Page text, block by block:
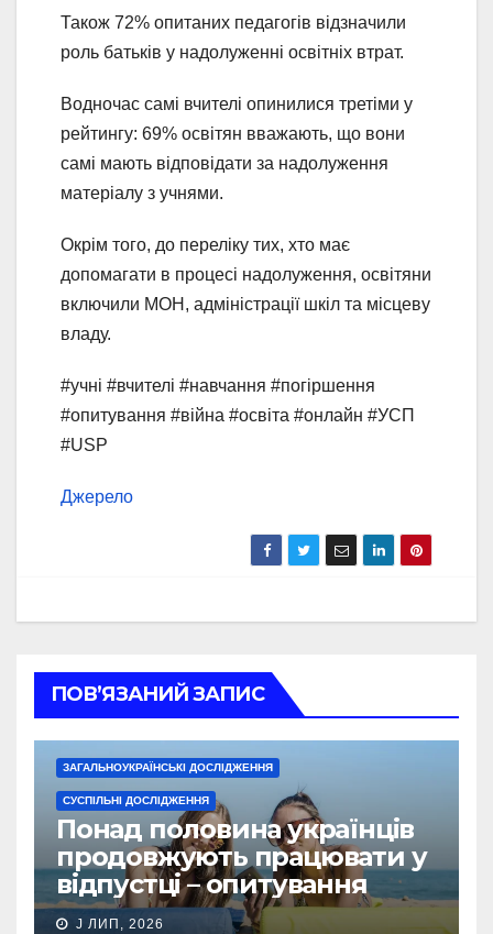
Також 72% опитаних педагогів відзначили
роль батьків у надолуженні освітніх втрат.
Водночас самі вчителі опинилися третіми у
рейтингу: 69% освітян вважають, що вони
самі мають відповідати за надолуження
матеріалу з учнями.
Окрім того, до переліку тих, хто має
допомагати в процесі надолуження, освітяни
включили МОН, адміністрації шкіл та місцеву
владу.
#учні #вчителі #навчання #погіршення
#опитування #війна #освіта #онлайн #УСП
#USP
Джерело
ПОВ’ЯЗАНИЙ ЗАПИС
ЗАГАЛЬНОУКРАЇНСЬКІ ДОСЛІДЖЕННЯ
СУСПІЛЬНІ ДОСЛІДЖЕННЯ
Понад половина українців
продовжують працювати у
відпустці – опитування
J ЛИП, 2026